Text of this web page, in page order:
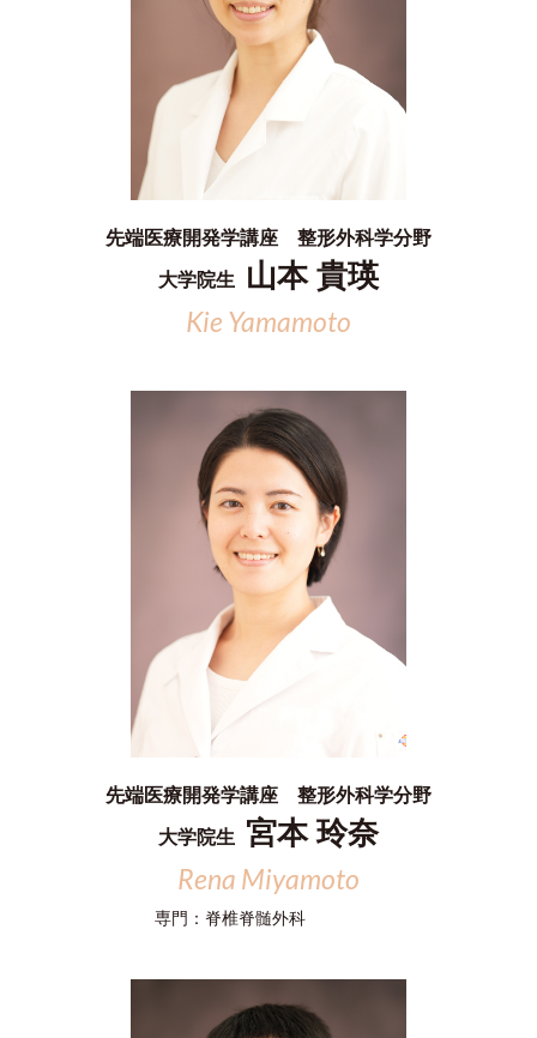
先端医療開発学講座 整形外科学分野
大学院生 山本 貴瑛
Kie Yamamoto
先端医療開発学講座 整形外科学分野
大学院生 宮本 玲奈
Rena Miyamoto
専門： 脊椎脊髄外科